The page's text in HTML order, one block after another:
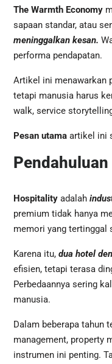
The Warmth Economy
sapaan standar, atau
meninggalkan kesan.
performa pendapatan.
Artikel ini menawarkan
tetapi manusia harus
walk, service
Pesan utamaartikel ini
Pendahuluan
Hospitalityadalah
premium tidak hanya
memori yang tertinggal
Karena itu, dua hotel
efisien, tetapi terasa
Perbedaannya sering
manusia.
Dalam beberapa tahun
management, property
instrumen ini penting.